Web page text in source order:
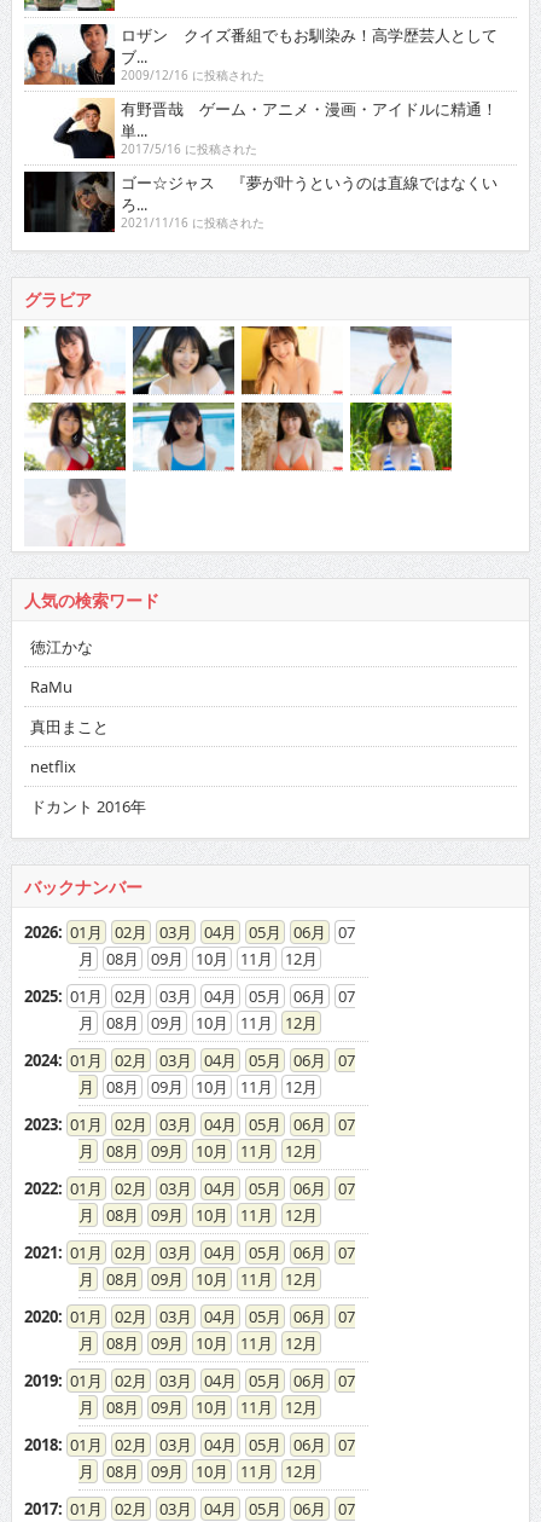
ロザン クイズ番組でもお馴染み！高学歴芸人として
ブ...
2009/12/16 に投稿された
有野晋哉 ゲーム・アニメ・漫画・アイドルに精通！
単...
2017/5/16 に投稿された
ゴー☆ジャス 『夢が叶うというのは直線ではなくい
ろ...
2021/11/16 に投稿された
グラビア
人気の検索ワード
徳江かな
RaMu
真田まこと
netflix
ドカント 2016年
バックナンバー
2026: 01 02 03 04 05 06
07
08
09 10 11
12
2025: 01 02 03 04 05 06
07
08
09 10 11
12
2024: 01 02 03 04 05 06
07
08
09 10 11
12
2023: 01 02 03 04 05 06
07
08
09 10 11
12
2022: 01 02 03 04 05 06
07
08
09 10 11
12
2021: 01 02 03 04 05 06
07
08
09 10 11
12
2020: 01 02 03 04 05 06
07
08
09 10 11
12
2019: 01 02 03 04 05 06
07
08
09 10 11
12
2018: 01 02 03 04 05 06
07
08
09 10 11
12
2017: 01 02 03 04 05 06
07